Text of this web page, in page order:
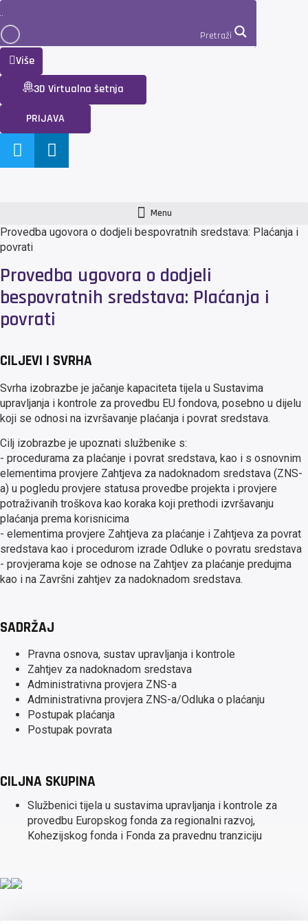
Pretraži
Više
3D Virtualna šetnja
PRIJAVA
Menu
Provedba ugovora o dodjeli bespovratnih sredstava: Plaćanja i
povrati
Provedba ugovora o dodjeli
bespovratnih sredstava: Plaćanja i
povrati
CILJEVI I SVRHA
Svrha izobrazbe je jačanje kapaciteta tijela u Sustavima
upravljanja i kontrole za provedbu EU fondova, posebno u dijelu
koji se odnosi na izvršavanje plaćanja i povrat sredstava.
Cilj izobrazbe je upoznati službenike s:
- procedurama za plaćanje i povrat sredstava, kao i s osnovnim
elementima provjere Zahtjeva za nadoknadom sredstava (ZNS-
a) u pogledu provjere statusa provedbe projekta i provjere
potraživanih troškova kao koraka koji prethodi izvršavanju
plaćanja prema korisnicima
- elementima provjere Zahtjeva za plaćanje i Zahtjeva za povrat
sredstava kao i procedurom izrade Odluke o povratu sredstava
- provjerama koje se odnose na Zahtjev za plaćanje predujma
kao i na Završni zahtjev za nadoknadom sredstava.
SADRŽAJ
Pravna osnova, sustav upravljanja i kontrole
Zahtjev za nadoknadom sredstava
Administrativna provjera ZNS-a
Administrativna provjera ZNS-a/Odluka o plaćanju
Postupak plaćanja
Postupak povrata
CILJNA SKUPINA
Službenici tijela u sustavima upravljanja i kontrole za
provedbu Europskog fonda za regionalni razvoj,
Kohezijskog fonda i Fonda za pravednu tranziciju